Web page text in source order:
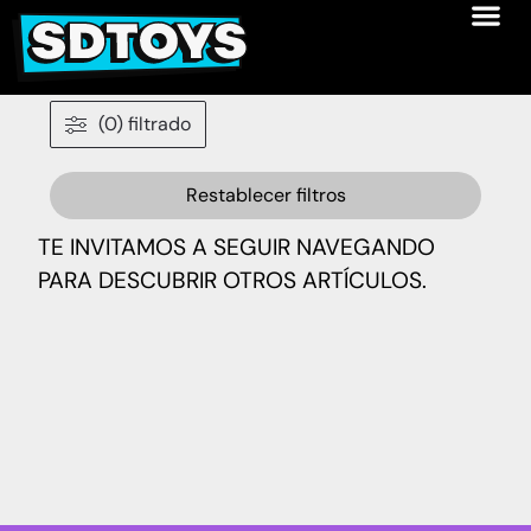
(0) filtrado
Restablecer filtros
TE INVITAMOS A SEGUIR NAVEGANDO
PARA DESCUBRIR OTROS ARTÍCULOS.